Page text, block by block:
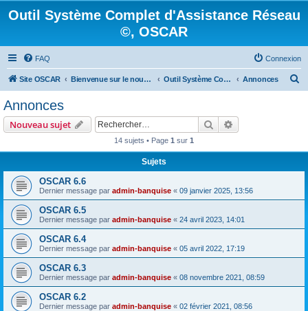
Outil Système Complet d'Assistance Réseau
©, OSCAR
FAQ Connexion
Site OSCAR Bienvenue sur le nouveau forum OSCAR Outil Système Complet d'Assistance Réseau ©, OSCAR Annonces
r
Annonces
Nouveau sujet Rechercher
14 sujets • Page 1 sur 1
Sujets
OSCAR 6.6
Dernier message par admin-banquise « 09 janvier 2025, 13:56
OSCAR 6.5
Dernier message par admin-banquise « 24 avril 2023, 14:01
OSCAR 6.4
Dernier message par admin-banquise « 05 avril 2022, 17:19
OSCAR 6.3
Dernier message par admin-banquise « 08 novembre 2021, 08:59
OSCAR 6.2
Dernier message par admin-banquise « 02 février 2021, 08:56